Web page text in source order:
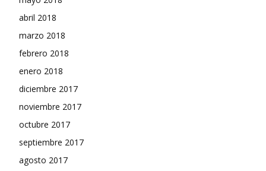
abril 2018
marzo 2018
febrero 2018
enero 2018
diciembre 2017
noviembre 2017
octubre 2017
septiembre 2017
agosto 2017